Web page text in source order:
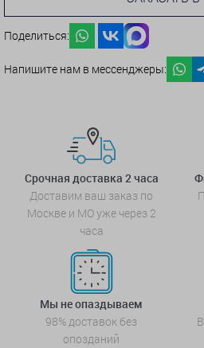
Поделиться:
Напишите нам в мессенджеры:
Срочная доставка 2 часа
Доставим ваш заказ по
Москве и МО уже через 2
часа
Мы не опаздываем
98% доставок без
опозданий